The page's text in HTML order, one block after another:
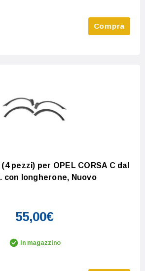
Quantity:
Compra
pezzi) per OPEL CORSA C dal
con longherone, Nuovo
55,00€
In magazzino